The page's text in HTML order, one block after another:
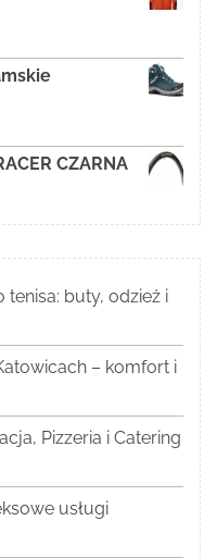
CZARNA
buty, odzież i
– komfort i
Pizzeria i Catering
usługi